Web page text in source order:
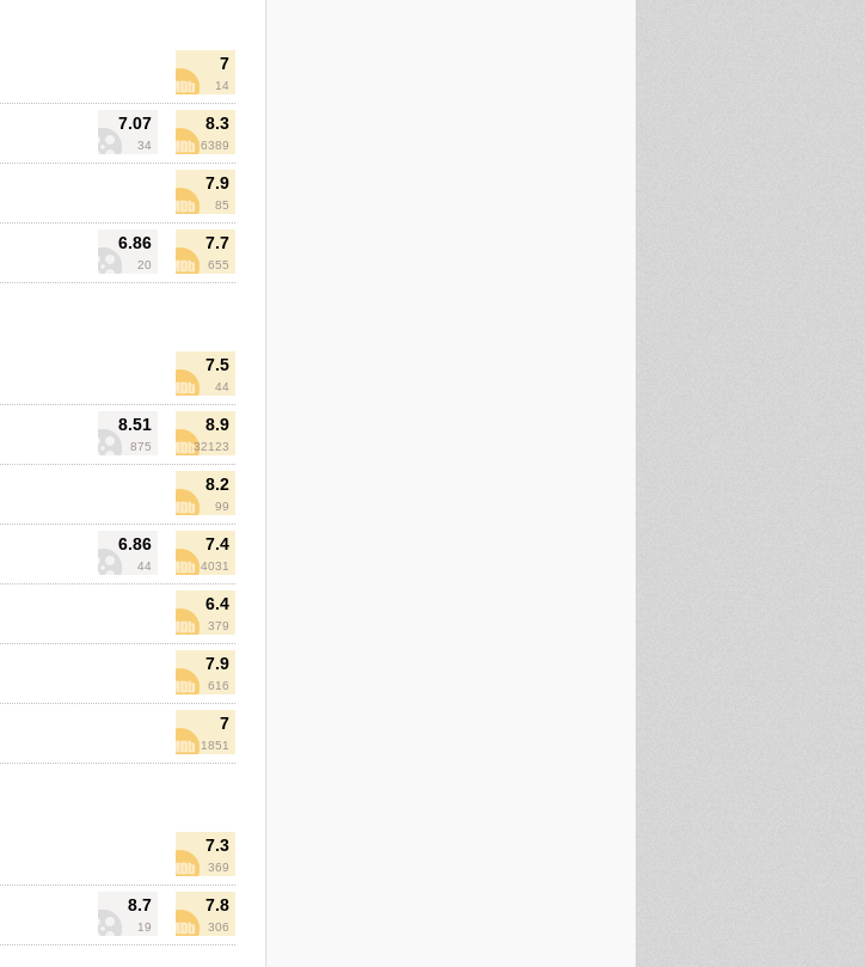
7
14
7.07
34
8.3
6389
7.9
85
6.86
20
7.7
655
7.5
44
8.51
875
8.9
32123
8.2
99
6.86
44
7.4
4031
6.4
379
7.9
616
7
1851
7.3
369
8.7
19
7.8
306